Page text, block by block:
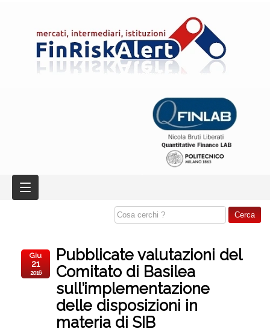
Pubblicate valutazioni del
Comitato di Basilea
sull’implementazione
delle disposizioni in
materia di SIB
Giu
21
2016